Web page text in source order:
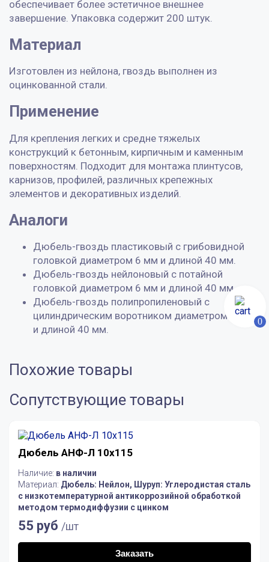
обеспечивает более эстетичное внешнее
завершение. Упаковка содержит 200 штук.
Материал
Изготовлен из нейлона, гвоздь выполнен из
оцинкованной стали.
Применение
Для крепления легких и средне тяжелых
конструкций к бетонным, кирпичным и каменным
поверхностям. Подходит для монтажа плинтусов,
карнизов, профилей, различных крепежных
элементов и декоративных изделий.
Аналоги
Дюбель-гвоздь пластиковый с грибовидной
головкой диаметром 6 мм и длиной 40 мм.
Дюбель-гвоздь нейлоновый с потайной
головкой диаметром 6 мм и длиной 40 мм.
Дюбель-гвоздь полипропиленовый с
цилиндрическим воротником диаметром 6 мм
и длиной 40 мм.
Похожие товары
Сопутствующие товары
Дюбель АНФ-Л 10х115
Наличие: в наличии
Материал: Дюбель: Нейлон, Шуруп: Углеродистая сталь
с низкотемпературной антикоррозийной обработкой
методом термодиффузии с цинком
55 руб /шт
Заказать
0